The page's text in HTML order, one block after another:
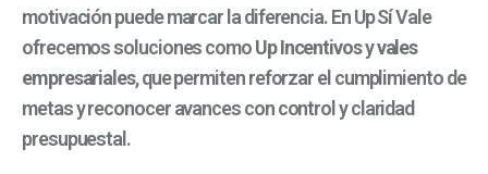
motivación puede marcar la diferencia. En Up Sí Vale
ofrecemos soluciones comoUp Incentivosyvales
empresariales, que permiten reforzar el cumplimiento de
metas y reconocer avances con control y claridad
presupuestal.